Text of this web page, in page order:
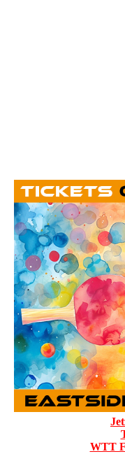
WTT